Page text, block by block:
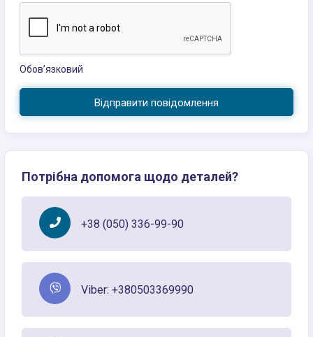
Обов’язковий
Відправити повідомлення
Потрібна допомога щодо деталей?
+38 (050) 336-99-90
Viber: +380503369990